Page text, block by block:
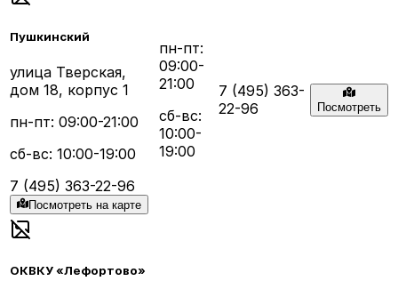
Пушкинский
улица Тверская,
дом 18, корпус 1
пн-пт: 09:00-21:00
сб-вс: 10:00-19:00
7 (495) 363-22-96
Посмотреть на карте
пн-пт:
09:00-
21:00
сб-вс:
10:00-
19:00
7 (495) 363-
22-96
Посмотреть
ОКВКУ «Лефортово»